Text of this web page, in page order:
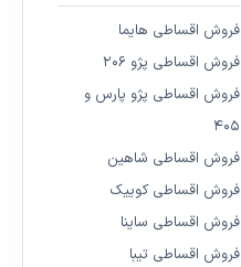
فروش اقساطی هایما
فروش اقساطی پژو ۲۰۶
فروش اقساطی پژو پارس و
۴۰۵
فروش اقساطی شاهین
فروش اقساطی کوییک
فروش اقساطی ساینا
فروش اقساطی تیبا